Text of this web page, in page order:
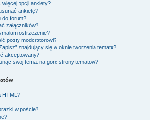
więcej opcji ankiety?
ankietę?
do forum?
załączników?
ostrzeżenie?
posty moderatorowi?
znajdujący się w oknie tworzenia tematu?
akceptowany?
swój temat na górę strony tematów?
HTML?
w poście?